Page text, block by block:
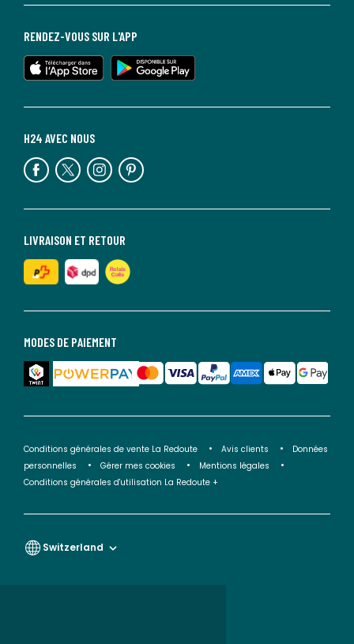
MODES DE PAIEMENT
LIVRAISON ET RETOUR
H24 AVEC NOUS
RENDEZ-VOUS SUR L'APP
Conditions générales de vente La Redoute Avis clients
Données
personnelles
Gérer mes cookies
Mentions légales
Conditions générales d'utilisation La Redoute +
Switzerland